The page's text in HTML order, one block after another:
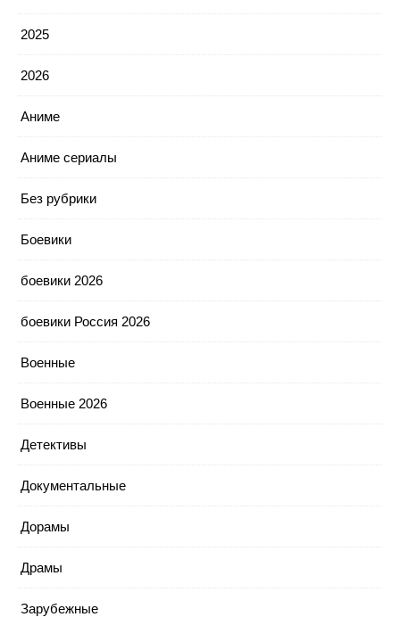
2025
2026
Аниме
Аниме сериалы
Без рубрики
Боевики
боевики 2026
боевики Россия 2026
Военные
Военные 2026
Детективы
Документальные
Дорамы
Драмы
Зарубежные